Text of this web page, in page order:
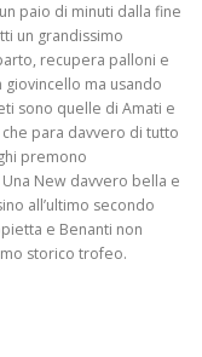
paio di minuti dalla fine
un grandissimo
recupera palloni e
ma usando
sono quelle di Amati e
para davvero di tutto
premono
New davvero bella e
all’ultimo secondo
e Benanti non
storico trofeo.